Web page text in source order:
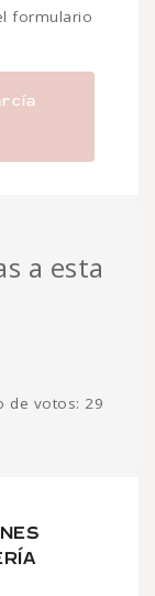
formulario
a esta
de votos: 29